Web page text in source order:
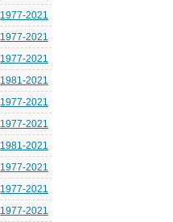
1977-2021
1977-2021
1977-2021
1981-2021
1977-2021
1977-2021
1981-2021
1977-2021
1977-2021
1977-2021